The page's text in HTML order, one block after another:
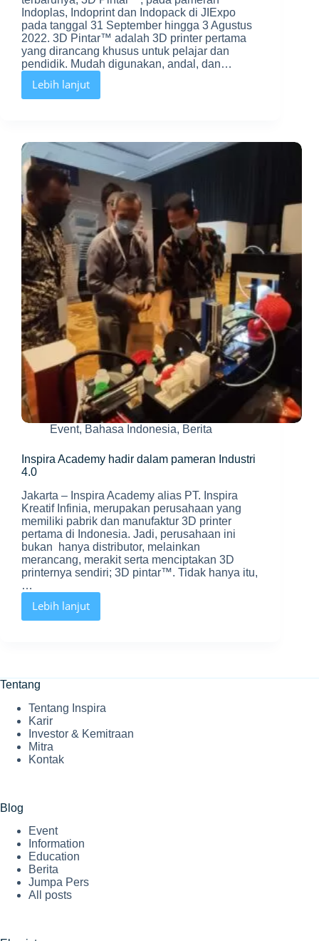
Indoplas, Indoprint dan Indopack di JIExpo
pada tanggal 31 September hingga 3 Agustus
2022. 3D Pintar™ adalah 3D printer pertama
yang dirancang khusus untuk pelajar dan
pendidik. Mudah digunakan, andal, dan…
Lebih lanjut
Telusuri
pameran
Indopack
di
JIExpo
bersama
Inspira
Academy
dan
3D
Pintar™
Event, Bahasa Indonesia, Berita
Inspira Academy hadir dalam pameran Industri
4.0
Jakarta – Inspira Academy alias PT. Inspira
Kreatif Infinia, merupakan perusahaan yang
memiliki pabrik dan manufaktur 3D printer
pertama di Indonesia. Jadi, perusahaan ini
bukan hanya distributor, melainkan
merancang, merakit serta menciptakan 3D
printernya sendiri; 3D pintar™. Tidak hanya itu,
…
Lebih lanjut
Inspira
Academy
Tentang
Tentang Inspira
Karir
Investor & Kemitraan
Mitra
Kontak
Blog
Event
Information
Education
Berita
Jumpa Pers
All posts